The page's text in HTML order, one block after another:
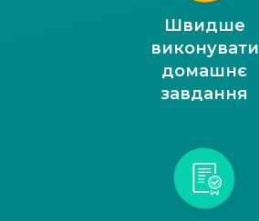
Швидше
виконувати
домашнє
завдання